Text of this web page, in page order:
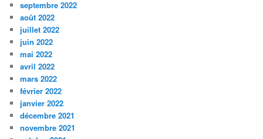
septembre 2022
août 2022
juillet 2022
juin 2022
mai 2022
avril 2022
mars 2022
février 2022
janvier 2022
décembre 2021
novembre 2021